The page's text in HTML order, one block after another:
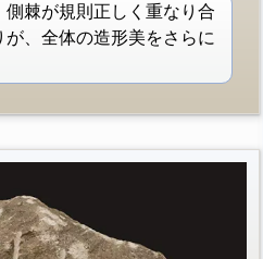
棘が規則正しく重なり合
、全体の造形美をさらに